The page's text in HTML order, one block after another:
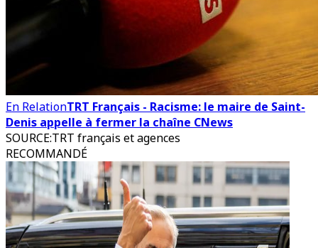
En RelationTRT Français - Racisme: le maire de Saint-
Denis appelle à fermer la chaîne CNews
SOURCE:TRT français et agences
RECOMMANDÉ